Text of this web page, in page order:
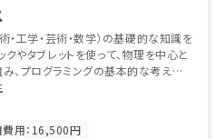
・工学・芸術・数学）の基礎的な知識を
クやタブレットを使って、物理を中心と
、プログラミングの基本的な考え方
用：16,500円